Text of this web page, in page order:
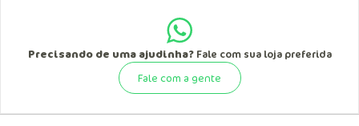
Precisando de uma ajudinha?Fale com sua loja preferida